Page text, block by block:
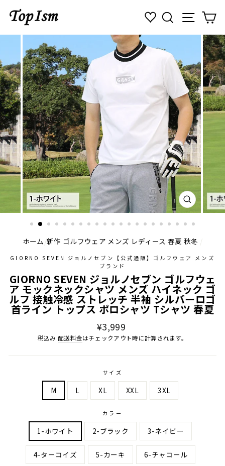
ン
に
ス
キ
ッ
プ
す
る
検索 ナビ
閉
じ
ホーム/新作 ゴルフウェア メンズ レディース 春夏 秋冬 /
GIORNO SEVEN ジョルノセブン【公式通販】ゴルフウェア メンズ
ブランド
GIORNO SEVEN ジョルノセブン ゴルフウェ
ア モックネックシャツ メンズ ハイネック ゴ
ルフ 接触冷感 ストレッチ 半袖 シルバーロゴ
首ライン トップス ポロシャツ Tシャツ 春夏
通
常
格
¥3,999
税込み配送料金はチェックアウト時に計算されます。
サイズ
M L XL XXL 3XL
カラー
1-ホワイト 2-ブラック 3-ネイビー
4-ターコイズ 5-カーキ 6-チャコール